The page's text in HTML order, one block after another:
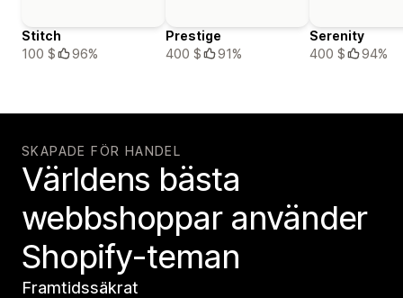
Stitch
100 $
96%
Prestige
400 $
91%
Serenity
400 $
94%
SKAPADE FÖR HANDEL
Världens bästa
webbshoppar använder
Shopify-teman
Framtidssäkrat